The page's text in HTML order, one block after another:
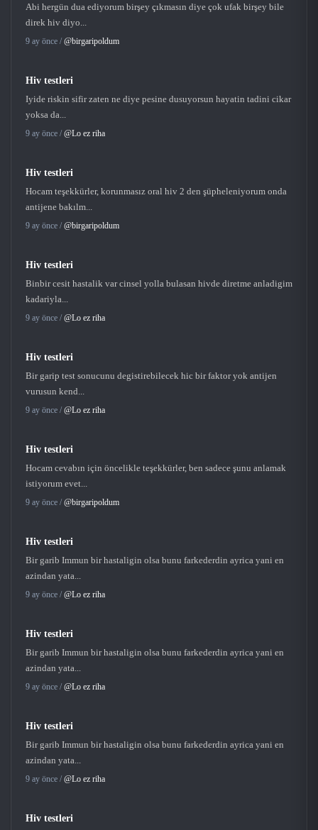
Abi hergün dua ediyorum birşey çıkmasın diye çok ufak birşey bile
direk hiv diyo...
9 ay önce / @birgaripoldum
Hiv testleri
Iyide riskin sifir zaten ne diye pesine dusuyorsun hayatin tadini cikar
yoksa da...
9 ay önce / @Lo ez riha
Hiv testleri
Hocam teşekkürler, korunmasız oral hiv 2 den şüpheleniyorum onda
antijene bakılm...
9 ay önce / @birgaripoldum
Hiv testleri
Binbir cesit hastalik var cinsel yolla bulasan hivde diretme anladigim
kadariyla...
9 ay önce / @Lo ez riha
Hiv testleri
Bir garip test sonucunu degistirebilecek hic bir faktor yok antijen
vurusun kend...
9 ay önce / @Lo ez riha
Hiv testleri
Hocam cevabın için öncelikle teşekkürler, ben sadece şunu anlamak
istiyorum evet...
9 ay önce / @birgaripoldum
Hiv testleri
Bir garib Immun bir hastaligin olsa bunu farkederdin ayrica yani en
azindan yata...
9 ay önce / @Lo ez riha
Hiv testleri
Bir garib Immun bir hastaligin olsa bunu farkederdin ayrica yani en
azindan yata...
9 ay önce / @Lo ez riha
Hiv testleri
Bir garib Immun bir hastaligin olsa bunu farkederdin ayrica yani en
azindan yata...
9 ay önce / @Lo ez riha
Hiv testleri